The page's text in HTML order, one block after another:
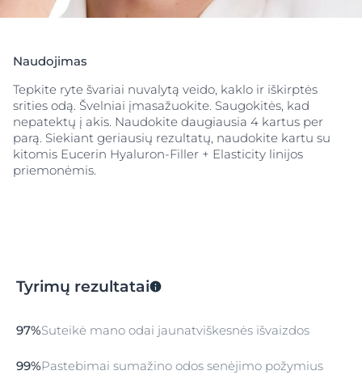
Naudojimas
Tepkite ryte švariai nuvalytą veido, kaklo ir iškirptės
srities odą. Švelniai įmasažuokite. Saugokitės, kad
nepatektų į akis. Naudokite daugiausia 4 kartus per
parą. Siekiant geriausių rezultatų, naudokite kartu su
kitomis Eucerin Hyaluron-Filler + Elasticity linijos
priemonėmis.
Tyrimų rezultatai
97%Suteikė mano odai jaunatviškesnės išvaizdos
99%Pastebimai sumažino odos senėjimo požymius